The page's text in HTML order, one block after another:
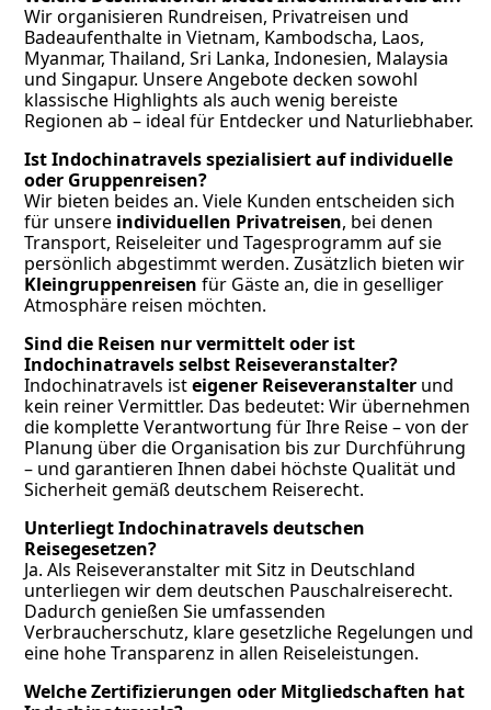
Wir organisieren Rundreisen, Privatreisen und
Badeaufenthalte in Vietnam, Kambodscha, Laos,
Myanmar, Thailand, Sri Lanka, Indonesien, Malaysia
und Singapur. Unsere Angebote decken sowohl
klassische Highlights als auch wenig bereiste
Regionen ab – ideal für Entdecker und Naturliebhaber.
Ist Indochinatravels spezialisiert auf individuelle
oder Gruppenreisen?
Wir bieten beides an. Viele Kunden entscheiden sich
für unsere individuellen Privatreisen, bei denen
Transport, Reiseleiter und Tagesprogramm auf sie
persönlich abgestimmt werden. Zusätzlich bieten wir
Kleingruppenreisen für Gäste an, die in geselliger
Atmosphäre reisen möchten.
Sind die Reisen nur vermittelt oder ist
Indochinatravels selbst Reiseveranstalter?
Indochinatravels isteigener Reiseveranstalter und
kein reiner Vermittler. Das bedeutet: Wir übernehmen
die komplette Verantwortung für Ihre Reise – von der
Planung über die Organisation bis zur Durchführung
– und garantieren Ihnen dabei höchste Qualität und
Sicherheit gemäß deutschem Reiserecht.
Unterliegt Indochinatravels deutschen
Reisegesetzen?
Ja. Als Reiseveranstalter mit Sitz in Deutschland
unterliegen wir dem deutschen Pauschalreiserecht.
Dadurch genießen Sie umfassenden
Verbraucherschutz, klare gesetzliche Regelungen und
eine hohe Transparenz in allen Reiseleistungen.
Welche Zertifizierungen oder Mitgliedschaften hat